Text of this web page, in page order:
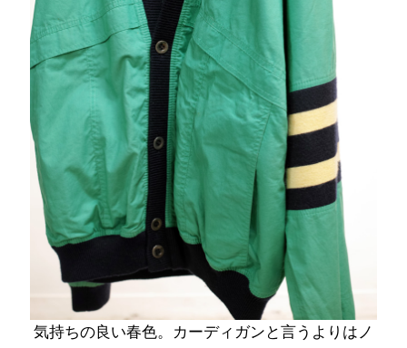
気持ちの良い春色。カーディガンと言うよりはノ